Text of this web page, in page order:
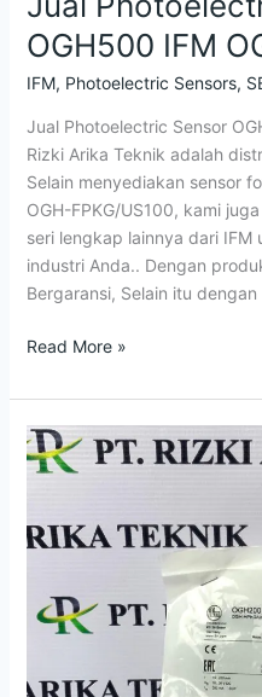
OGH500 IFM
IFM, Photoelectric Sensors,
Jual Photoelectric Sensor
Rizki Arika Teknik adalah
Selain menyediakan sensor
OGH-FPKG/US100, kami
seri lengkap lainnya dari IFM
industri Anda.. Dengan
Bergaransi, Selain itu
Read More »
Jual
Photoelectric
OGH-
HPKG/US100
Sensor